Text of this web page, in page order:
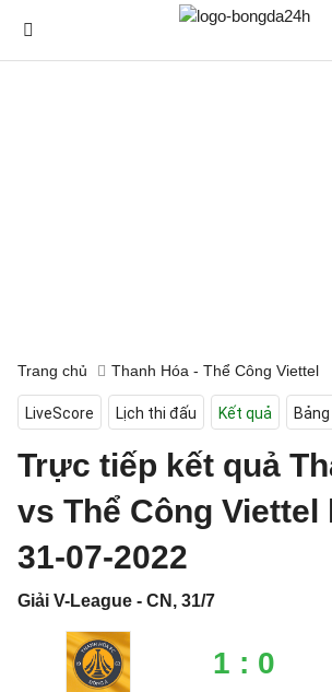
Trang chủ Thanh Hóa - Thể Công Viettel
LiveScore Lịch thi đấu Kết quả
Trực tiếp kết quả
vs Thể Công Viettel
31-07-2022
Giải V-League - CN, 31/7
1 : 0